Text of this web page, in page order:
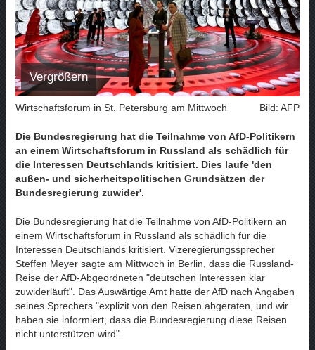
Vergrößern
Wirtschaftsforum in St. Petersburg am Mittwoch Bild: AFP
Die Bundesregierung hat die Teilnahme von AfD-Politikern
an einem Wirtschaftsforum in Russland als schädlich für
die Interessen Deutschlands kritisiert. Dies laufe 'den
außen- und sicherheitspolitischen Grundsätzen der
Bundesregierung zuwider'.
Die Bundesregierung hat die Teilnahme von AfD-Politikern an
einem Wirtschaftsforum in Russland als schädlich für die
Interessen Deutschlands kritisiert. Vizeregierungssprecher
Steffen Meyer sagte am Mittwoch in Berlin, dass die Russland-
Reise der AfD-Abgeordneten "deutschen Interessen klar
zuwiderläuft". Das Auswärtige Amt hatte der AfD nach Angaben
seines Sprechers "explizit von den Reisen abgeraten, und wir
haben sie informiert, dass die Bundesregierung diese Reisen
nicht unterstützen wird".